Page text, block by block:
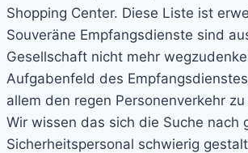
Shopping Center. Diese Liste ist
Souveräne Empfangsdienste sind
Gesellschaft nicht mehr
Aufgabenfeld des
allem den regen Personenverkehr
Wir wissen das sich die Suche nach
Sicherheitspersonal schwierig